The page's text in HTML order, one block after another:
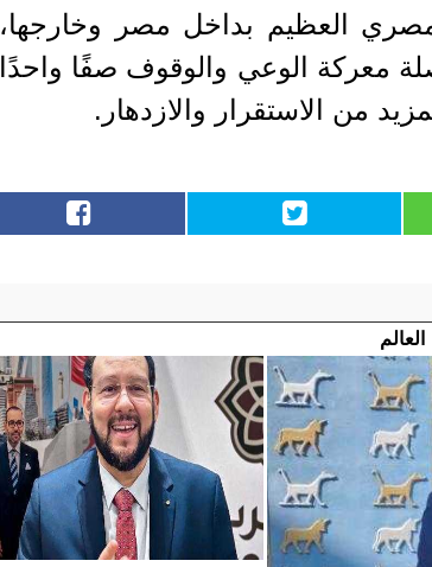
العظيم بداخل مصر وخارجها،
معركة الوعي والوقوف صفًا واحدًا
من الاستقرار والازدهار.
العالم